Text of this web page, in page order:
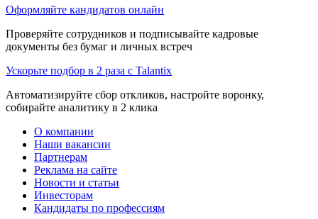
Оформляйте кандидатов онлайн
Проверяйте сотрудников и подписывайте кадровые
документы без бумаг и личных встреч
Ускорьте подбор в 2 раза с Talantix
Автоматизируйте сбор откликов, настройте воронку,
собирайте аналитику в 2 клика
О компании
Наши вакансии
Партнерам
Реклама на сайте
Новости и статьи
Инвесторам
Кандидаты по профессиям